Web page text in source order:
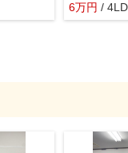
6万円 /